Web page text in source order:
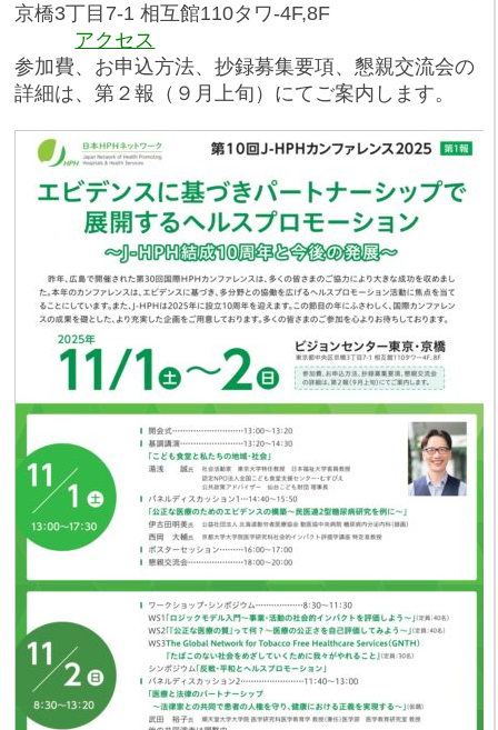
京橋3丁目7-1 相互館110タワ-4F,8F
アクセス
参加費、お申込方法、抄録募集要項、懇親交流会の
詳細は、第２報（９月上旬）にてご案内します。